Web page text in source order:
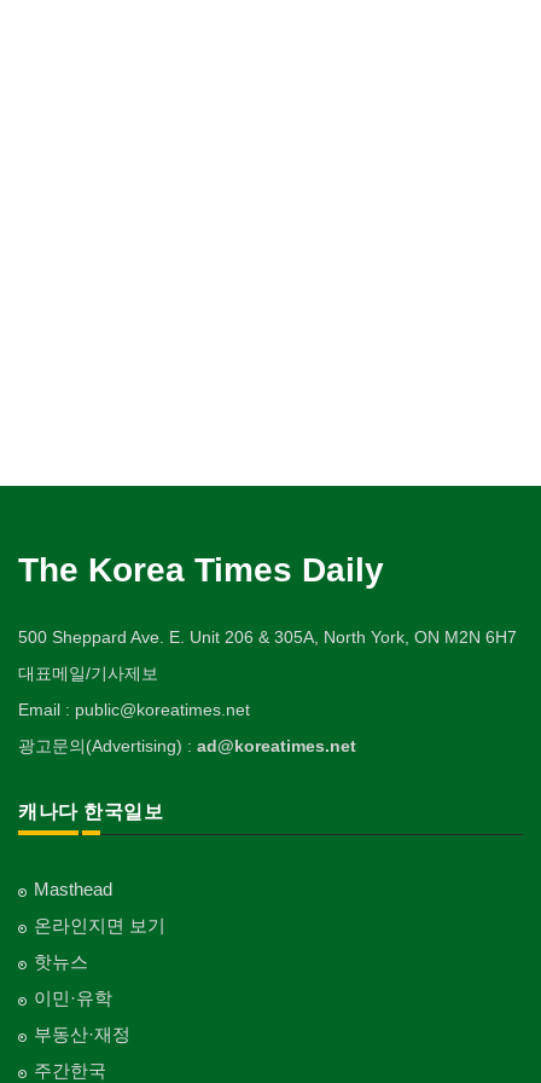
The Korea Times Daily
500 Sheppard Ave. E. Unit 206 & 305A, North York, ON M2N 6H7
대표메일/기사제보
Email : public@koreatimes.net
광고문의(Advertising) : ad@koreatimes.net
캐나다 한국일보
Masthead
온라인지면 보기
핫뉴스
이민·유학
부동산·재정
주간한국